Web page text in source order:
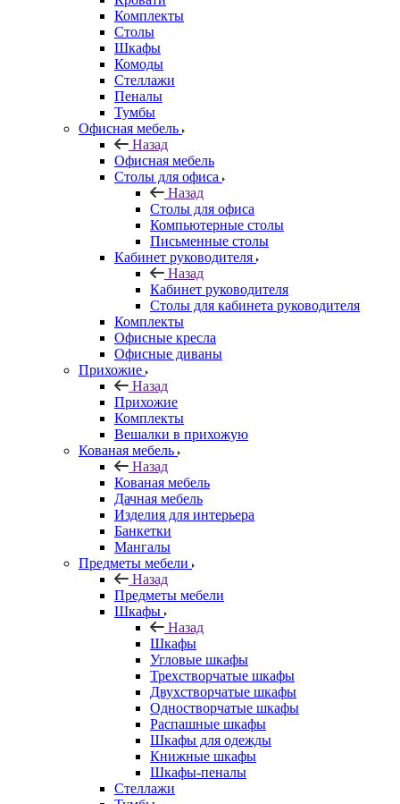
Комплекты
Столы
Шкафы
Комоды
Стеллажи
Пеналы
Тумбы
Офисная мебель
Назад
Офисная мебель
Столы для офиса
Назад
Столы для офиса
Компьютерные столы
Письменные столы
Кабинет руководителя
Назад
Кабинет руководителя
Столы для кабинета руководителя
Комплекты
Офисные кресла
Офисные диваны
Прихожие
Назад
Прихожие
Комплекты
Вешалки в прихожую
Кованая мебель
Назад
Кованая мебель
Дачная мебель
Изделия для интерьера
Банкетки
Мангалы
Предметы мебели
Назад
Предметы мебели
Шкафы
Назад
Шкафы
Угловые шкафы
Трехстворчатые шкафы
Двухстворчатые шкафы
Одностворчатые шкафы
Распашные шкафы
Шкафы для одежды
Книжные шкафы
Шкафы-пеналы
Стеллажи